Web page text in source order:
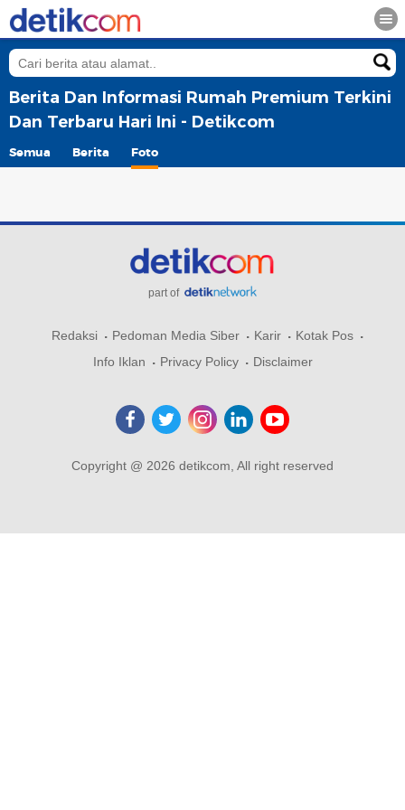
Berita Dan Informasi Rumah Premium Terkini
Dan Terbaru Hari Ini - Detikcom
Semua Berita Foto
part of
Redaksi Pedoman Media Siber Karir
Kotak Pos
Info Iklan
Privacy Policy Disclaimer
Copyright @ 2026 detikcom, All right reserved